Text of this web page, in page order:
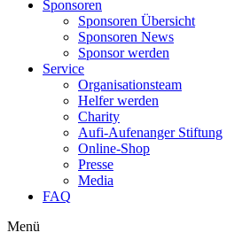
Sponsoren
Sponsoren Übersicht
Sponsoren News
Sponsor werden
Service
Organisationsteam
Helfer werden
Charity
Aufi-Aufenanger Stiftung
Online-Shop
Presse
Media
FAQ
Menü